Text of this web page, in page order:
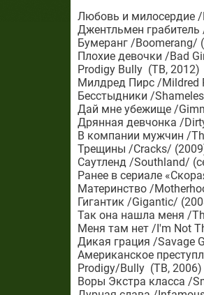
Любовь и милосердие /
Джентльмен
Бумеранг /Boomerang/
Плохие девочки /Bad
Prodigy Bully (ТВ, 2012)
Милдред Пирс /Mildred
Бесстыдники /
Дай мне убежище /
Дрянная девчонка /
В компании мужчин /
Трещины /Cracks/
Саутленд /Southland/
Ранее в сериале
Материнство /
Гигантик /Gigantic/
Так она нашла меня /
Меня там нет /I'm Not
Дикая грация /Savage
Американское
Prodigy/Bully (ТВ, 2006)
Воры Экстра класса /